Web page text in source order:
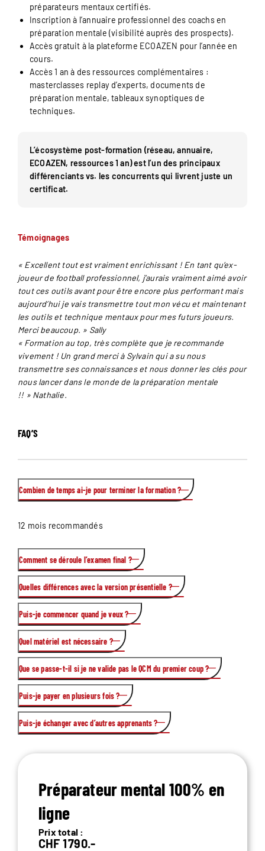
préparateurs mentaux certifiés.
Inscription à l’annuaire professionnel des coachs en
préparation mentale (visibilité auprès des prospects).
Accès gratuit à la plateforme ECOAZEN pour l’année en
cours.
Accès 1 an à des ressources complémentaires :
masterclasses replay d’experts, documents de
préparation mentale, tableaux synoptiques de
techniques.
L’écosystème post-formation (réseau, annuaire,
ECOAZEN, ressources 1 an) est l’un des principaux
différenciants vs. les concurrents qui livrent juste un
certificat.
Témoignages
« Excellent tout est vraiment enrichissant ! En tant qu’ex-
joueur de football professionnel, j’aurais vraiment aimé avoir
tout ces outils avant pour être encore plus performant mais
aujourd’hui je vais transmettre tout mon vécu et maintenant
les outils et technique mentaux pour mes futurs joueurs.
Merci beaucoup. » Sally
« Formation au top, très complète que je recommande
vivement ! Un grand merci à Sylvain qui a su nous
transmettre ses connaissances et nous donner les clés pour
nous lancer dans le monde de la préparation mentale
!! » Nathalie.
FAQ’S
Combien de temps ai-je pour terminer la formation ?
12 mois recommandés
Comment se déroule l’examen final ?
QCM en ligne sur plateforme sécurisée, à la date de votre
Quelles différences avec la version présentielle ?
Pour le présentiel,voir la page dédiée
Puis-je commencer quand je veux ?
Oui, dès réception de l’acompte de CHF 500.-
Quel matériel est nécessaire ?
Un ordinateur, une connexion internet, et un casque
Que se passe-t-il si je ne valide pas le QCM du premier coup ?
Une session de rattrapage est proposée.
Puis-je payer en plusieurs fois ?
Oui : acompte CHF 500.- + 2 × CHF 645.-
Puis-je échanger avec d’autres apprenants ?
Préparateur mental 100% en
ligne
Prix total :
CHF 1 790.-